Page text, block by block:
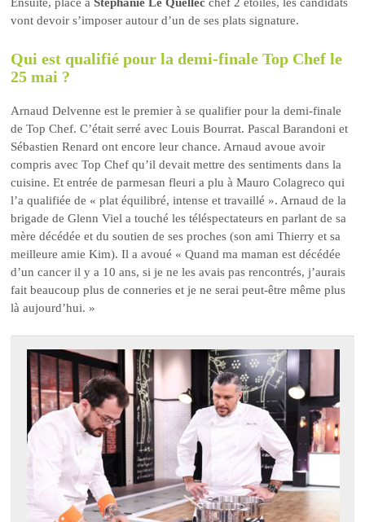
Ensuite, place àStéphanie Le Quellec chef 2 étoiles, les candidats
vont devoir s’imposer autour d’un de ses plats signature.
Qui est qualifié pour la demi-finale Top Chef le
25 mai ?
Arnaud Delvenne est le premier à se qualifier pour la demi-finale
de Top Chef. C’était serré avec Louis Bourrat. Pascal Barandoni et
Sébastien Renard ont encore leur chance. Arnaud avoue avoir
compris avec Top Chef qu’il devait mettre des sentiments dans la
cuisine. Et entrée de parmesan fleuri a plu à Mauro Colagreco qui
l’a qualifiée de « plat équilibré, intense et travaillé ». Arnaud de la
brigade de Glenn Viel a touché les téléspectateurs en parlant de sa
mère décédée et du soutien de ses proches (son ami Thierry et sa
meilleure amie Kim). Il a avoué « Quand ma maman est décédée
d’un cancer il y a 10 ans, si je ne les avais pas rencontrés, j’aurais
fait beaucoup plus de conneries et je ne serai peut-être même plus
là aujourd’hui. »